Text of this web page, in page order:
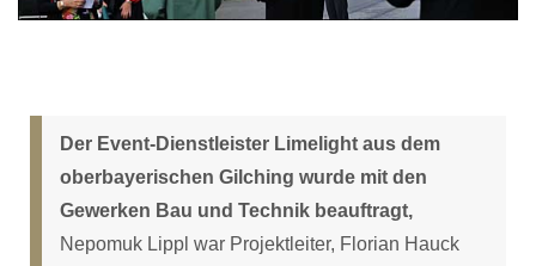
Der Event-Dienstleister Limelight aus dem
oberbayerischen Gilching wurde mit den
Gewerken Bau und Technik beauftragt,
Nepomuk Lippl war Projektleiter, Florian Hauck